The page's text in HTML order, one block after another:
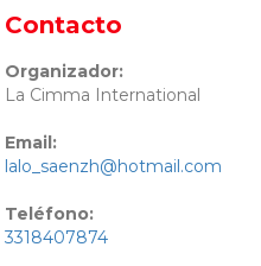
Contacto
Organizador:
La Cimma International
Email:
lalo_saenzh@hotmail.com
Teléfono:
3318407874